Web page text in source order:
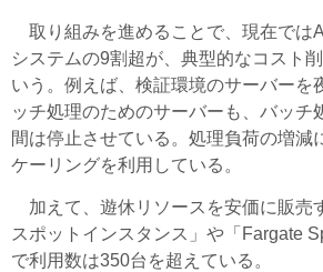
取り組みを進めることで、現在では
システムの9割超が、典型的なコスト
いう。例えば、検証環境のサーバーを
ッチ処理のためのサーバーも、バッチ
間は停止させている。処理負荷の増減
ケーリングを利用している。
加えて、遊休リソースを安価に販売
スポットインスタンス」や「Fargate
で利用数は350台を超えている。